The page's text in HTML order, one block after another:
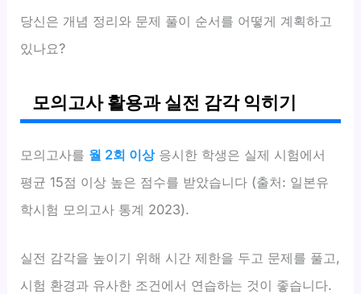
당신은 개념 정리와 문제 풀이 순서를 어떻게 계획하고
있나요?
모의고사 활용과 실전 감각 익히기
모의고사를 월 2회 이상응시한 학생은 실제 시험에서
평균 15점 이상 높은 점수를 받았습니다 (출처: 일본유
학시험 모의고사 통계 2023).
실전 감각을 높이기 위해 시간 제한을 두고 문제를 풀고,
시험 환경과 유사한 조건에서 연습하는 것이 좋습니다.